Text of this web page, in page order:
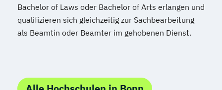
Bachelor of Laws oder Bachelor of Arts erlangen und
qualifizieren sich gleichzeitig zur Sachbearbeitung
als Beamtin oder Beamter im gehobenen Dienst.